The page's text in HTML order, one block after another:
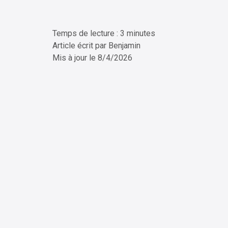
Temps de lecture : 3 minutes
Article écrit par Benjamin
Mis à jour le 8/4/2026